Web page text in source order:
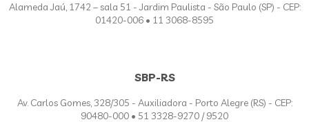
Alameda Jaú, 1742 – sala 51 - Jardim Paulista - São Paulo (SP) - CEP:
01420-006 • 11 3068-8595
SBP-RS
Av. Carlos Gomes, 328/305 - Auxiliadora - Porto Alegre (RS) - CEP:
90480-000 • 51 3328-9270 / 9520